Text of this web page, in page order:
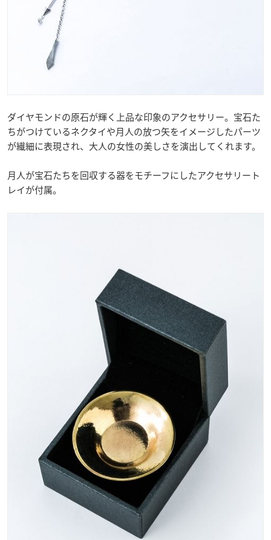
ダイヤモンドの原石が輝く上品な印象のアクセサリー。宝石た
ちがつけているネクタイや月人の放つ矢をイメージしたパーツ
が繊細に表現され、大人の女性の美しさを演出してくれます。
月人が宝石たちを回収する器をモチーフにしたアクセサリート
レイが付属。